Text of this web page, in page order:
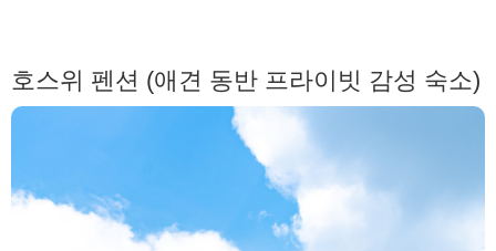
호스위 펜션 (애견 동반 프라이빗 감성 숙소)